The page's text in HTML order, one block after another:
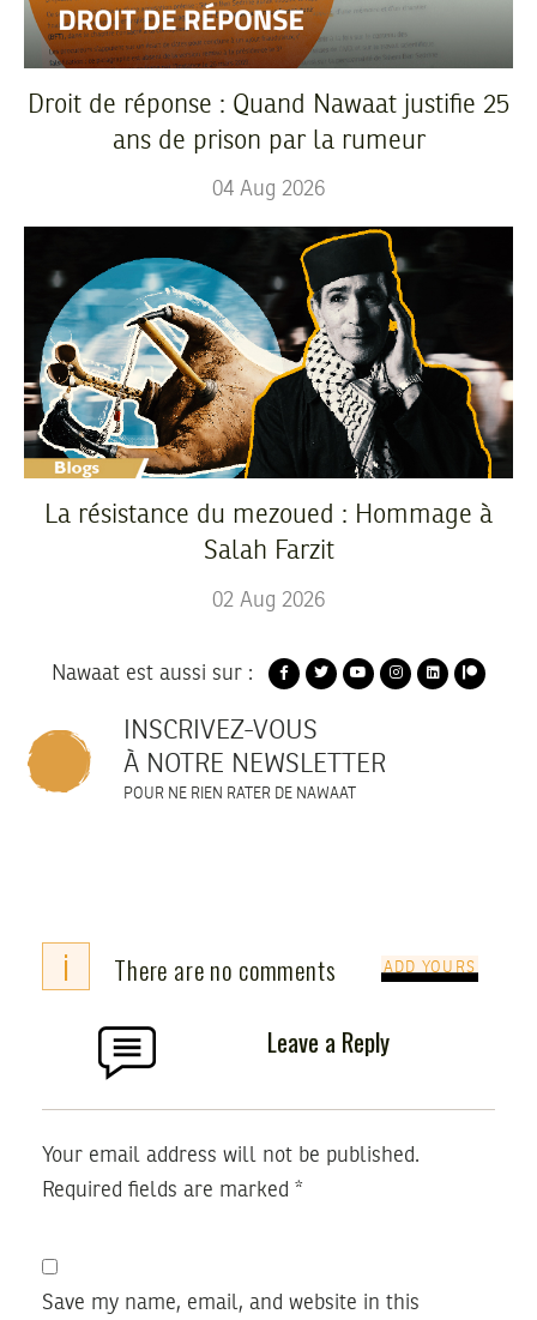
Droit de réponse : Quand Nawaat justifie 25
ans de prison par la rumeur
04 Aug 2026
La résistance du mezoued : Hommage à
Salah Farzit
02 Aug 2026
Nawaat est aussi sur :
INSCRIVEZ-VOUS
À NOTRE NEWSLETTER
POUR NE RIEN RATER DE NAWAAT
i There are no comments ADD YOURS
Leave a Reply
Your email address will not be published.
Required fields are marked *
Save my name, email, and website in this